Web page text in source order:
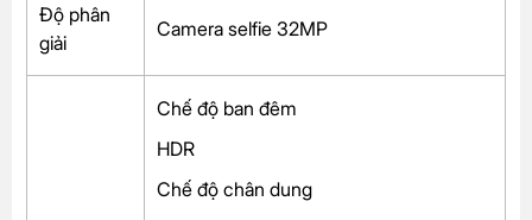
Độ phân
giải
Camera selfie 32MP
Chế độ ban đêm
HDR
Chế độ chân dung